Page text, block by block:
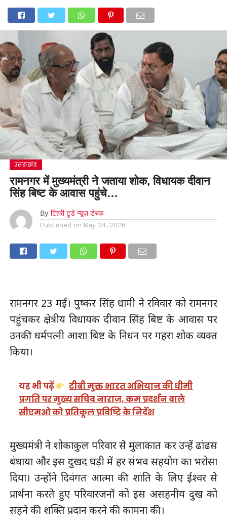
उत्तराखंड
रामनगर में मुख्यमंत्री ने जताया शोक, विधायक दीवान
सिंह बिष्ट के आवास पहुंचे…
By टिहरी टुडे न्यूज़ डेस्क
Published on May 24, 2026
रामनगर 23 मई। पुष्कर सिंह धामी ने रविवार को रामनगर
पहुंचकर क्षेत्रीय विधायक दीवान सिंह बिष्ट के आवास पर
उनकी धर्मपत्नी आशा बिष्ट के निधन पर गहरा शोक व्यक्त
किया।
यह भी पढ़ें
टीबी मुक्त भारत अभियान की धीमी
प्रगति पर मुख्य सचिव नाराज, कम प्रदर्शन वाले
सीएमओ को प्रतिकूल प्रविष्टि के निर्देश
मुख्यमंत्री ने शोकाकुल परिवार से मुलाकात कर उन्हें ढांढस
बंधाया और इस दुखद घड़ी में हर संभव सहयोग का भरोसा
दिया। उन्होंने दिवंगत आत्मा की शांति के लिए ईश्वर से
प्रार्थना करते हुए परिवारजनों को इस असहनीय दुख को
सहने की शक्ति प्रदान करने की कामना की।